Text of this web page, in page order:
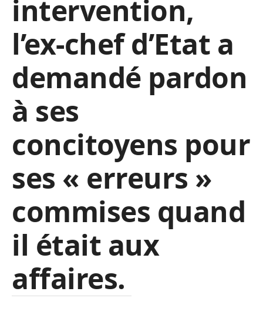
intervention,
l’ex-chef d’Etat a
demandé pardon
à ses
concitoyens pour
ses « erreurs »
commises quand
il était aux
affaires.